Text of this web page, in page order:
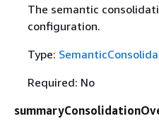
The semantic
configuration.
Type:
Required: No